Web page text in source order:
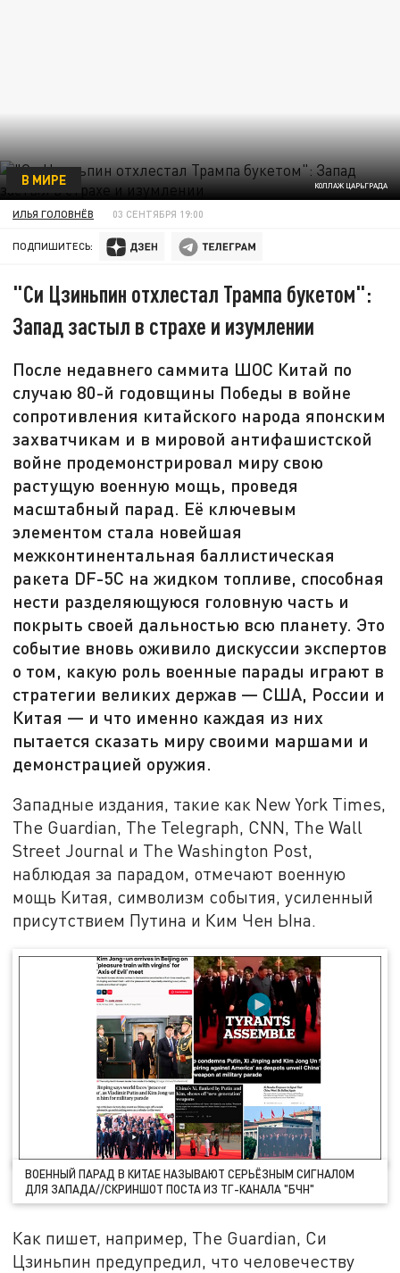
КОЛЛАЖ ЦАРЬГРАДА
В МИРЕ
ИЛЬЯ ГОЛОВНЁВ 03 СЕНТЯБРЯ 19:00
ПОДПИШИТЕСЬ:
"Си Цзиньпин отхлестал Трампа букетом":
Запад застыл в страхе и изумлении
После недавнего саммита ШОС Китай по
случаю 80-й годовщины Победы в войне
сопротивления китайского народа японским
захватчикам и в мировой антифашистской
войне продемонстрировал миру свою
растущую военную мощь, проведя
масштабный парад. Её ключевым
элементом стала новейшая
межконтинентальная баллистическая
ракета DF-5C на жидком топливе, способная
нести разделяющуюся головную часть и
покрыть своей дальностью всю планету. Это
событие вновь оживило дискуссии экспертов
о том, какую роль военные парады играют в
стратегии великих держав — США, России и
Китая — и что именно каждая из них
пытается сказать миру своими маршами и
демонстрацией оружия.
Западные издания, такие как New York Times,
The Guardian, The Telegraph, CNN, The Wall
Street Journal и The Washington Post,
наблюдая за парадом, отмечают военную
мощь Китая, символизм события, усиленный
присутствием Путина и Ким Чен Ына.
ВОЕННЫЙ ПАРАД В КИТАЕ НАЗЫВАЮТ СЕРЬЁЗНЫМ СИГНАЛОМ
ДЛЯ ЗАПАДА//СКРИНШОТ ПОСТА ИЗ ТГ-КАНАЛА "БЧН"
Как пишет, например, The Guardian, Си
Цзиньпин предупредил, что человечеству